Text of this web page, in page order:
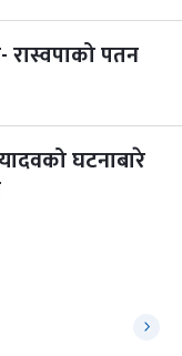
रास्वपाको पतन
घटनाबारे